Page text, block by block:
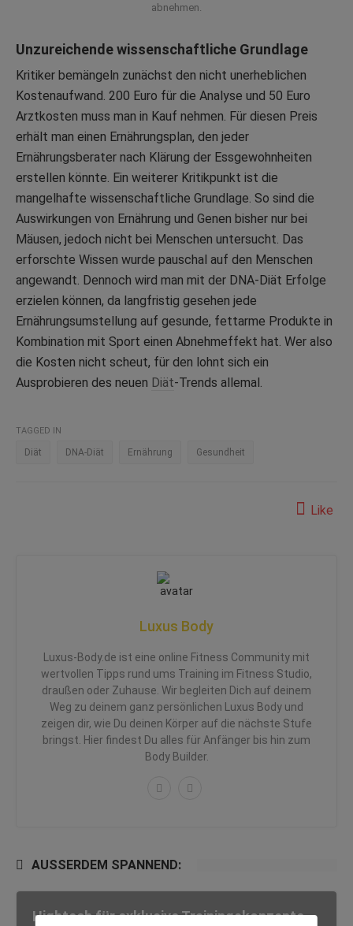
abnehmen.
Unzureichende wissenschaftliche Grundlage
Kritiker bemängeln zunächst den nicht unerheblichen
Kostenaufwand. 200 Euro für die Analyse und 50 Euro
Arztkosten muss man in Kauf nehmen. Für diesen Preis
erhält man einen Ernährungsplan, den jeder
Ernährungsberater nach Klärung der Essgewohnheiten
erstellen könnte. Ein weiterer Kritikpunkt ist die
mangelhafte wissenschaftliche Grundlage. So sind die
Auswirkungen von Ernährung und Genen bisher nur bei
Mäusen, jedoch nicht bei Menschen untersucht. Das
erforschte Wissen wurde pauschal auf den Menschen
angewandt. Dennoch wird man mit der DNA-Diät Erfolge
erzielen können, da langfristig gesehen jede
Ernährungsumstellung auf gesunde, fettarme Produkte in
Kombination mit Sport einen Abnehmeffekt hat. Wer also
die Kosten nicht scheut, für den lohnt sich ein
Ausprobieren des neuen Diät-Trends allemal.
TAGGED IN
Diät DNA-Diät Ernährung Gesundheit
Like
Luxus Body
Luxus-Body.de ist eine online Fitness Community mit
wertvollen Tipps rund ums Training im Fitness Studio,
draußen oder Zuhause. Wir begleiten Dich auf deinem
Weg zu deinem ganz persönlichen Luxus Body und
zeigen dir, wie Du deinen Körper auf die nächste Stufe
bringst. Hier findest Du alles für Anfänger bis hin zum
Body Builder.
AUSSERDEM SPANNEND:
Hightech für exklusive Trainingskonzepte –